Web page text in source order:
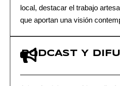
local, destacar el trabajo
que aportan una visión
PODCAST Y